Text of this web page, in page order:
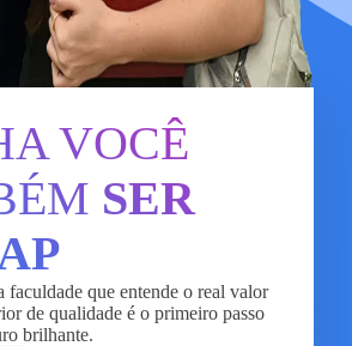
VOCÊ
SER
faculdade que entende o real valor
de qualidade é o primeiro passo
brilhante.